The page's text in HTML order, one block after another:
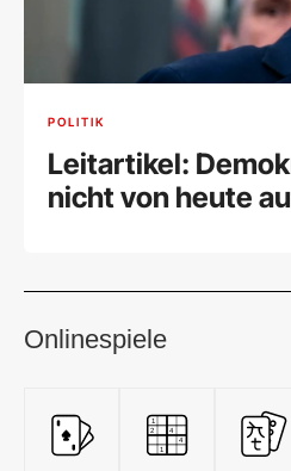
POLITIK
Leitartikel:
nicht von heute
Onlinespiele